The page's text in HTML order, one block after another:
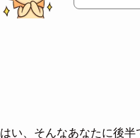
はい、そんなあなたに後